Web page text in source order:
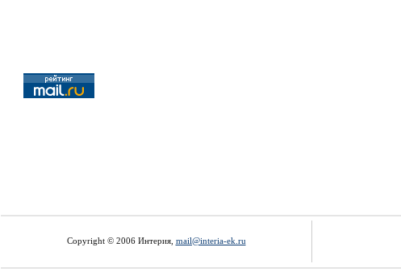
Copyright © 2006 Интерия, mail@interia-ek.ru